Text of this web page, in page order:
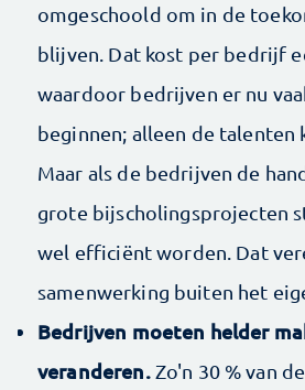
omgeschoold om in de
blijven. Dat kost per bedrijf
waardoor bedrijven er nu
beginnen; alleen de talenten
Maar als de bedrijven de
grote bijscholingsprojecten
wel efficiënt worden. Dat
samenwerking buiten het
Bedrijven moeten helder
veranderen. Zo'n 30 % van